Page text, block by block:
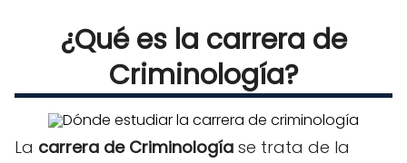
¿Qué es la carrera de
Criminología?
La carrera de Criminología se trata de la